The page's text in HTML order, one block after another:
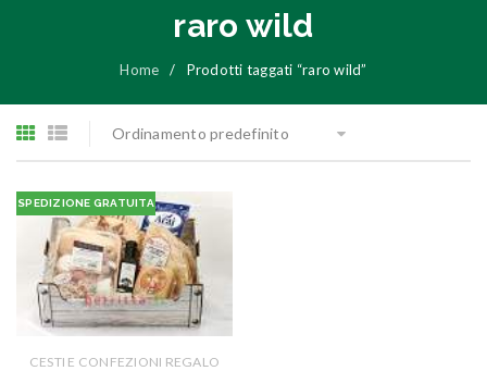
raro wild
Home / Prodotti taggati “raro wild”
Ordinamento predefinito
SPEDIZIONE GRATUITA
CESTI E CONFEZIONI REGALO